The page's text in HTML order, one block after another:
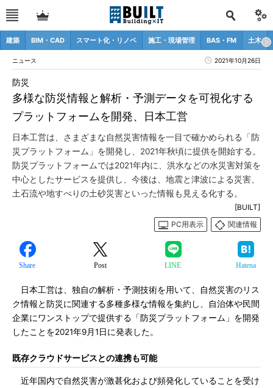
建築 BIM・CAD スマート化・リノベ 施工・現場管理 BAS・FM 土木
ニュース 2021年10月26日
多様な防災情報と解析・予測データを可視化する
プラットフォームを開発、日本工営
防災
日本工営は、さまざまな自然災害情報を一目で確かめられる「防
災プラットフォーム」を開発し、2021年秋頃に提供を開始する。
防災プラットフォームでは2021年内に、洪水などの水災害対策を
中心としたサービスを提供し、今後は、地震と津波による災害、
土石流や地すべりの土砂災害といった情報も見える化する。
[BUILT]
PC用表示
関連情報
Share Post LINE Hatena
日本工営は、独自の解析・予測技術を用いて、自然災害のリス
ク情報と防災に関連する多種多様な情報を集約し、自治体や民間
企業にワンストップで提供する「防災プラットフォーム」を開発
したことを2021年9月1日に発表した。
既存クラウドサービスとの連携も可能
近年国内で自然災害が激甚化および頻発化していることを受け